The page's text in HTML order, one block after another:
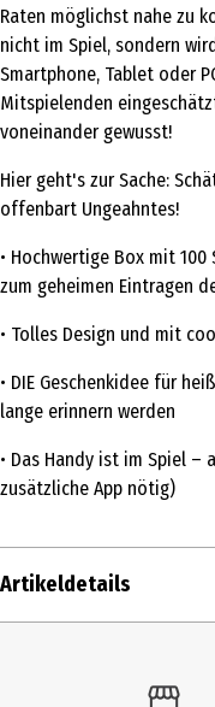
Raten möglichst nahe zu
nicht im Spiel, sondern
Smartphone, Tablet oder
Mitspielenden
voneinander gewusst!
Hier geht's zur Sache:
offenbart Ungeahntes!
• Hochwertige Box mit
zum geheimen Eintragen
• Tolles Design und mit
• DIE Geschenkidee für
lange erinnern werden
• Das Handy ist im Spiel
zusätzliche App nötig)
Artikeldetails